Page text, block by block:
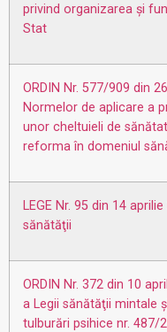
privind organizarea şi
Stat
ORDIN Nr. 577/909 din
Normelor de aplicare a
unor cheltuieli de
reforma în domeniul
LEGE Nr. 95 din 14
sănătăţii
ORDIN Nr. 372 din 10
a Legii sănătăţii mintale
tulburări psihice nr. 487/